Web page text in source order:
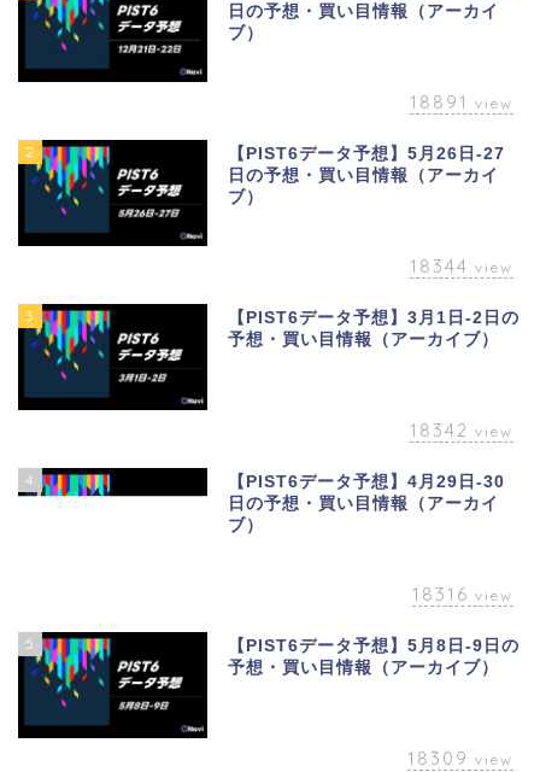
日の予想・買い目情報（アーカイ
ブ）
18891 view
2
【PIST6データ予想】5月26日-27
日の予想・買い目情報（アーカイ
ブ）
18344 view
3
【PIST6データ予想】3月1日-2日の
予想・買い目情報（アーカイブ）
18342 view
4
【PIST6データ予想】4月29日-30
日の予想・買い目情報（アーカイ
ブ）
18316 view
5
【PIST6データ予想】5月8日-9日の
予想・買い目情報（アーカイブ）
18309 view